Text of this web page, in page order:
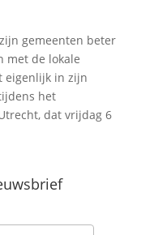
gemeenten beter
met de lokale
eigenlijk in zijn
het
dat vrijdag 6